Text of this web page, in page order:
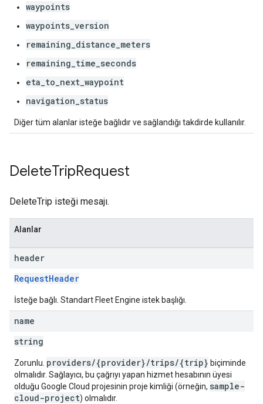
waypoints
waypoints_version
remaining_distance_meters
remaining_time_seconds
eta_to_next_waypoint
navigation_status
Diğer tüm alanlar isteğe bağlıdır ve sağlandığı takdirde kullanılır.
DeleteTripRequest
DeleteTrip isteği mesajı.
Alanlar
header
RequestHeader
İsteğe bağlı. Standart Fleet Engine istek başlığı.
name
string
Zorunlu. providers/{provider}/trips/{trip} biçiminde
olmalıdır. Sağlayıcı, bu çağrıyı yapan hizmet hesabının üyesi
olduğu Google Cloud projesinin proje kimliği (örneğin, sample-
cloud-project) olmalıdır.